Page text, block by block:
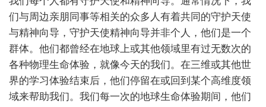
们与周边亲朋同事等相关的众多人有着共同的守护天使
与精神向导，守护天使精神向导并非个人，他们是一个
群体。他们都曾经在地球上或其他领域里有过无数次的
各种物理生命体验，就像今天的我们。在三维或其他世
界的学习体验结束后，他们停留在或回到某个高维度领
域来帮助我们。我们每一次的地球生命体验期间，他们